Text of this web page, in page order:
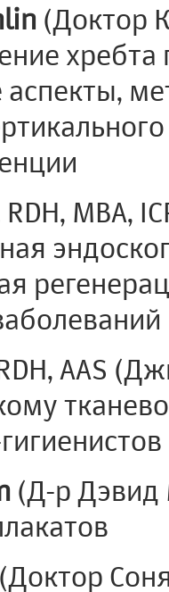
(Доктор
хребта
RDH, MBA,
AAS
(Д-р
(Доктор